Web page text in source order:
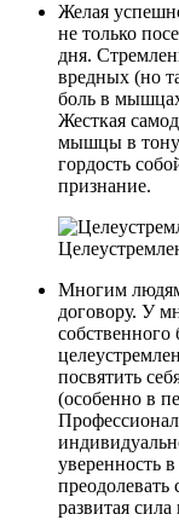
Желая
не только
дня.
вредных (но
боль в
Жесткая
мышцы в
гордость
признание.
Многим людям
договору. У
собственного
посвятить
(особенно в
уверенность
преодолевать
развитая сила